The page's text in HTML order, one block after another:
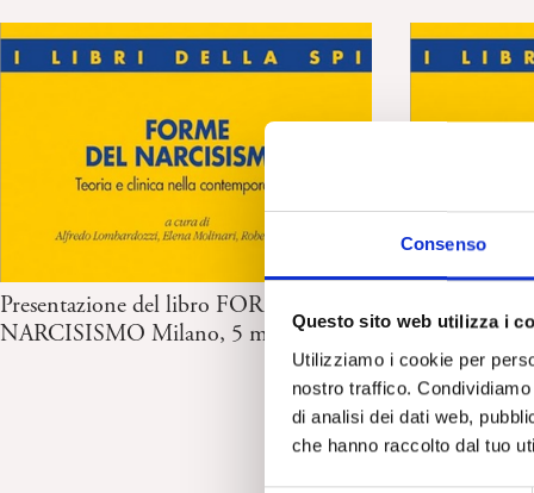
Consenso
Questo sito web utilizza i
Utilizziamo i cookie per
nostro traffico.
di analisi dei dati web,
che hanno raccolto dal tuo
Presentazione del libro FORME DEL
NARCISISMO Milano, 5 maggio 2024
“Forme del
Recensione